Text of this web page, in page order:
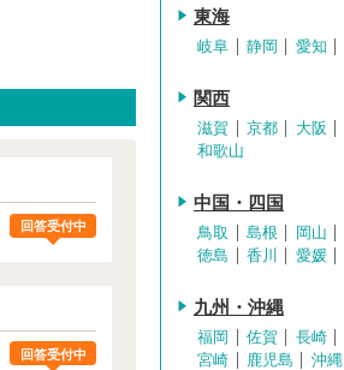
回答受付中
回答受付中
東海
岐阜 静岡 愛知
関西
滋賀 京都 大阪
和歌山
中国・四国
鳥取 島根 岡山
徳島
香川 愛媛
九州・沖縄
福岡 佐賀 長崎
宮崎
鹿児島 沖縄